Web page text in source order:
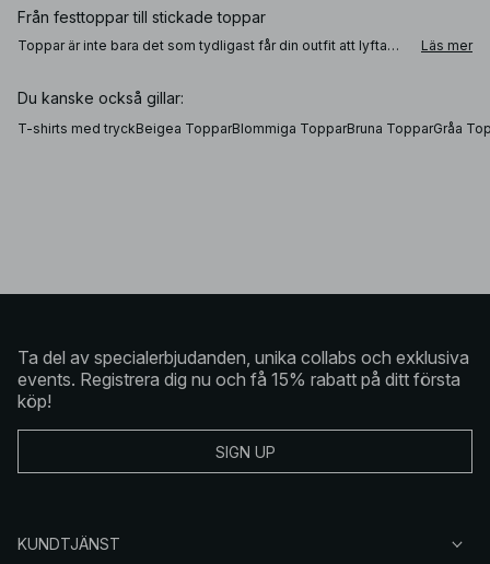
Från festtoppar till stickade toppar
Toppar är inte bara det som tydligast får din outfit att lyfta
med vardagstoppar som t.e.x
, eller satsa på våra
lager-på-lager styling!
Läs mer
Du kanske också gillar:
T-shirts med tryckBeigea TopparBlommiga TopparBruna TopparGråa
Ta del av specialerbjudanden, unika collabs och exklusiva
events. Registrera dig nu och få 15% rabatt på ditt första
köp!
SIGN UP
KUNDTJÄNST